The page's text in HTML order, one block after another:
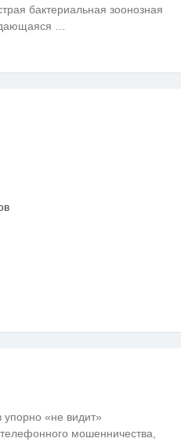
бактериальная зоонозная
«не видит»
мошенничества,